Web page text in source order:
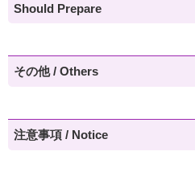
Should Prepare
その他 / Others
注意事項 / Notice